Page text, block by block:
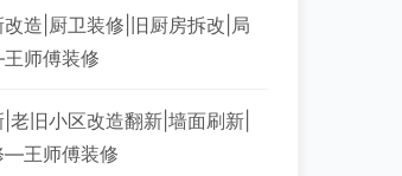
造|厨卫装修|旧厨房拆改|局
师傅装修
老旧小区改造翻新|墙面刷新|
—王师傅装修